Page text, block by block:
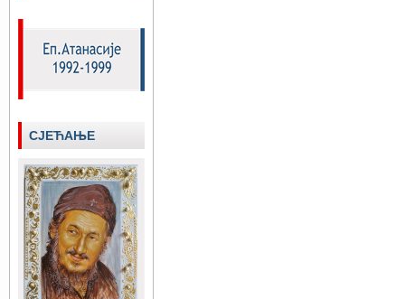
СЈЕЋАЊЕ